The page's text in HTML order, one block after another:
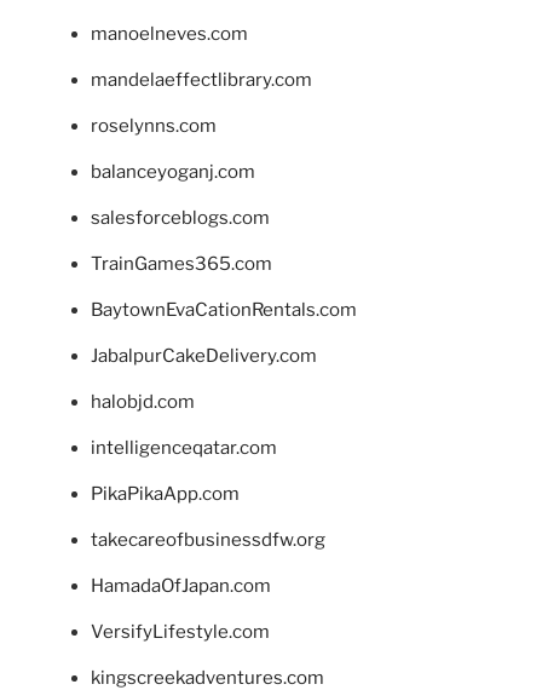
manoelneves.com
mandelaeffectlibrary.com
roselynns.com
balanceyoganj.com
salesforceblogs.com
TrainGames365.com
BaytownEvaCationRentals.com
JabalpurCakeDelivery.com
halobjd.com
intelligenceqatar.com
PikaPikaApp.com
takecareofbusinessdfw.org
HamadaOfJapan.com
VersifyLifestyle.com
kingscreekadventures.com